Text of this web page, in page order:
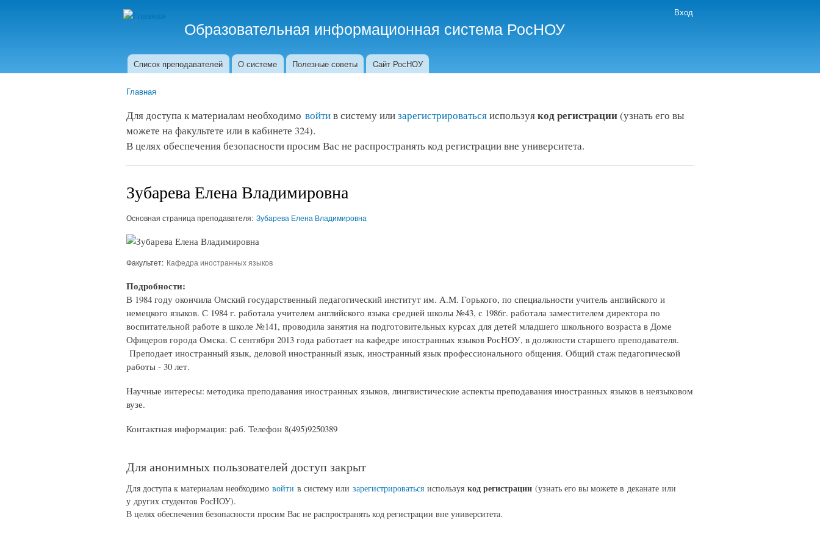
содержанию
Образовательная информационная система РосНОУ
Главное меню
Список преподавателей О системе Полезные советы Cайт РосНОУ
Вход
Главная
Для доступа к материалам необходимо войтив систему илизарегистрироватьсяиспользуякод регистрации(узнать его вы
можете на факультете или в кабинете 324).
В целях обеспечения безопасности просим Вас не распространять код регистрации вне университета.
Зубарева Елена Владимировна
Основная страница преподавателя: Зубарева Елена Владимировна
Факультет: Кафедра иностранных языков
Подробности:
В 1984 году окончила Омский государственный педагогический институт им. А.М. Горького, по специальности учитель английского и
немецкого языков. С 1984 г. работала учителем английского языка средней школы №43, с 1986г. работала заместителем директора по
воспитательной работе в школе №141, проводила занятия на подготовительных курсах для детей младшего школьного возраста в Доме
Офицеров города Омска. С сентября 2013 года работает на кафедре иностранных языков РосНОУ, в должности старшего преподавателя.
Преподает иностранный язык, деловой иностранный язык, иностранный язык профессионального общения. Общий стаж педагогической
работы - 30 лет.
Научные интересы: методика преподавания иностранных языков, лингвистические аспекты преподавания иностранных языков в неязыковом
вузе.
Контактная информация: раб. Телефон 8(495)9250389
Для анонимных пользователей доступ закрыт
Для доступа к материалам необходимо войти в систему или зарегистрироваться используя код регистрации (узнать его вы можете в деканате или
у других студентов РосНОУ).
В целях обеспечения безопасности просим Вас не распространять код регистрации вне университета.